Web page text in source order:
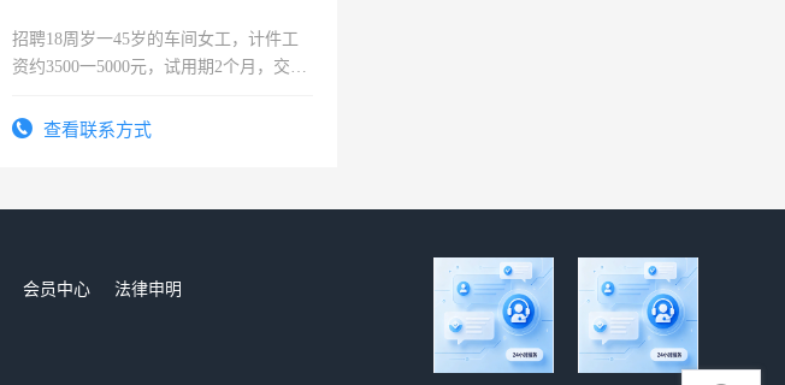
招聘18周岁一45岁的车间女工，计件工
资约3500一5000元，试用期2个月，交五
查看联系方式
会员中心
法律申明